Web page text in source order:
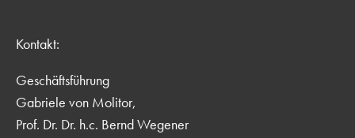
Kontakt:
Geschäftsführung
Gabriele von Molitor,
Prof. Dr. Dr. h.c. Bernd Wegener